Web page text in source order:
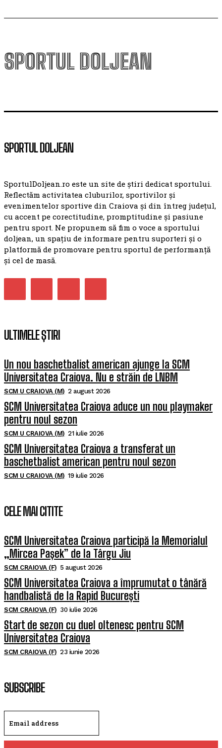
SPORTUL DOLJEAN
SPORTUL DOLJEAN
SportulDoljean.ro este un site de știri dedicat sportului.
Reflectăm activitatea cluburilor, sportivilor și
evenimentelor sportive din Craiova și din întreg județul,
cu accent pe corectitudine, promptitudine și pasiune
pentru sport. Ne propunem să fim o voce a sportului
doljean, un spațiu de informare pentru suporteri și o
platformă de promovare pentru sportul de performanță
și cel de masă.
ULTIMELE ȘTIRI
Un nou baschetbalist american ajunge la SCM
Universitatea Craiova. Nu e străin de LNBM
SCM U CRAIOVA (M) 2 august 2026
SCM Universitatea Craiova aduce un nou playmaker
pentru noul sezon
SCM U CRAIOVA (M) 21 iulie 2026
SCM Universitatea Craiova a transferat un
baschetbalist american pentru noul sezon
SCM U CRAIOVA (M) 19 iulie 2026
CELE MAI CITITE
SCM Universitatea Craiova participă la Memorialul
„Mircea Pașek” de la Târgu Jiu
SCM CRAIOVA (F) 5 august 2026
SCM Universitatea Craiova a împrumutat o tânără
handbalistă de la Rapid București
SCM CRAIOVA (F) 30 iulie 2026
Start de sezon cu duel oltenesc pentru SCM
Universitatea Craiova
SCM CRAIOVA (F) 23 iunie 2026
SUBSCRIBE